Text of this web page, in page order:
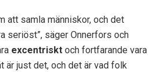
att samla människor, och det
seriöst”, säger Onnerfors och
excentriskt och fortfarande vara
är just det, och det är vad folk